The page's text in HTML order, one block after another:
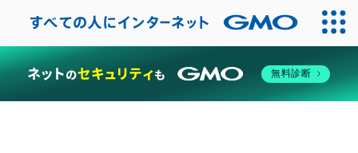
無料診断